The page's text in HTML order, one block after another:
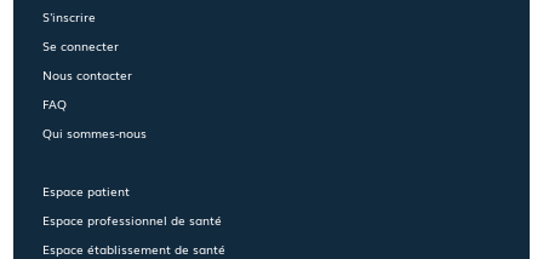
S'inscrire
Se connecter
Nous contacter
FAQ
Qui sommes-nous
Espace patient
Espace professionnel de santé
Espace établissement de santé